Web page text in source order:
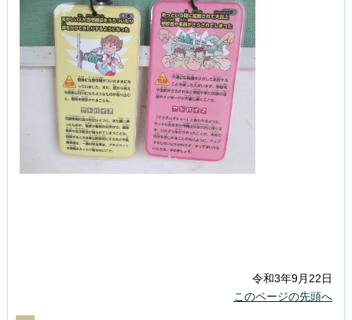
令和3年9月22日
このページの先頭へ